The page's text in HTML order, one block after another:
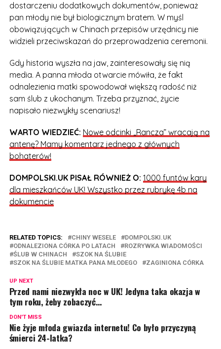
dostarczeniu dodatkowych dokumentów, ponieważ
pan młody nie był biologicznym bratem. W myśl
obowiązujących w Chinach przepisów urzędnicy nie
widzieli przeciwskazań do przeprowadzenia ceremonii.
Gdy historia wyszła na jaw, zainteresowały się nią
media. A panna młoda otwarcie mówiła, że fakt
odnalezienia matki spowodował większą radość niż
sam ślub z ukochanym. Trzeba przyznać, życie
napisało niezwykły scenariusz!
WARTO WIEDZIEĆ: Nowe odcinki „Rancza” wracają na
antenę? Mamy komentarz jednego z głównych
bohaterów!
DOMPOLSKI.UK PISAŁ RÓWNIEŻ O: 1000 funtów kary
dla mieszkańców UK! Wszystko przez rubrykę 4b na
dokumencie
RELATED TOPICS: CHINY WESELE
DOMPOLSKI.UK
ODNALEZIONA CÓRKA PO LATACH
ROZRYWKA WIADOMOŚCI
ŚLUB W CHINACH
SZOK NA ŚLUBIE
SZOK NA ŚLUBIE MATKA PANA MŁODEGO
ZAGINIONA CÓRKA
UP NEXT
Przed nami niezwykła noc w UK! Jedyna taka okazja w
tym roku, żeby zobaczyć…
DON'T MISS
Nie żyje młoda gwiazda internetu! Co było przyczyną
śmierci 24-latka?